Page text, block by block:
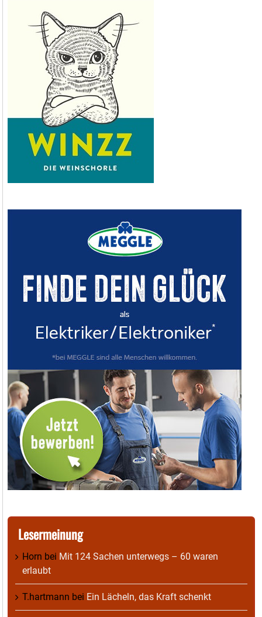
Lesermeinung
Horn bei Mit 124 Sachen unterwegs – 60 waren
erlaubt
T.hartmann bei Ein Lächeln, das Kraft schenkt